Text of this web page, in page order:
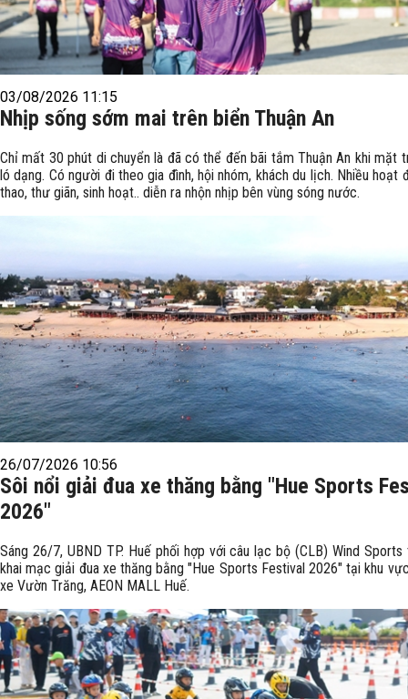
03/08/2026 11:15
Nhịp sống sớm mai trên biển Thuận An
Chỉ mất 30 phút di chuyển là đã có thể đến bãi tắm Thuận An khi mặt
ló dạng. Có người đi theo gia đình, hội nhóm, khách du lịch. Nhiều hoạt
thao, thư giãn, sinh hoạt.. diễn ra nhộn nhịp bên vùng sóng nước.
26/07/2026 10:56
Sôi nổi giải đua xe thăng bằng "Hue Sports
2026"
Sáng 26/7, UBND TP. Huế phối hợp với câu lạc bộ (CLB) Wind
khai mạc giải đua xe thăng bằng "Hue Sports Festival 2026" tại khu
xe Vườn Trăng, AEON MALL Huế.